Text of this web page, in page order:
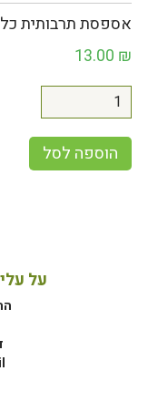
אספסת תרבותית כל
13.00 ₪
הוספה לסל
על